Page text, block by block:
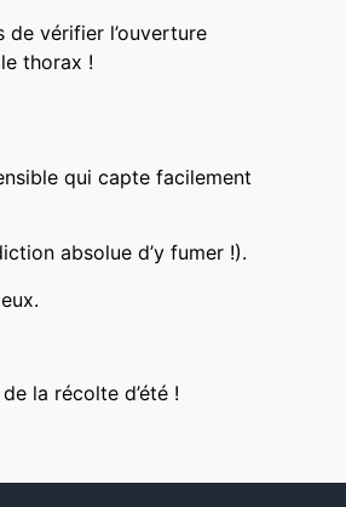
de vérifier l’ouverture
thorax !
qui capte facilement
absolue d’y fumer !).
la récolte d’été !